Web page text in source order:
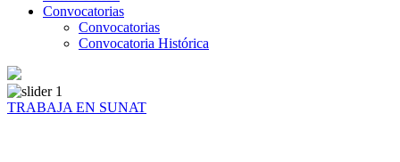
Convocatorias
Convocatorias
Convocatoria Histórica
TRABAJA EN SUNAT